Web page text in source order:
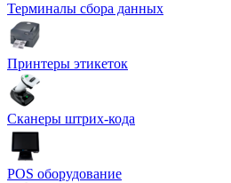
Терминалы сбора данных
Принтеры этикеток
Сканеры штрих-кода
POS оборудование